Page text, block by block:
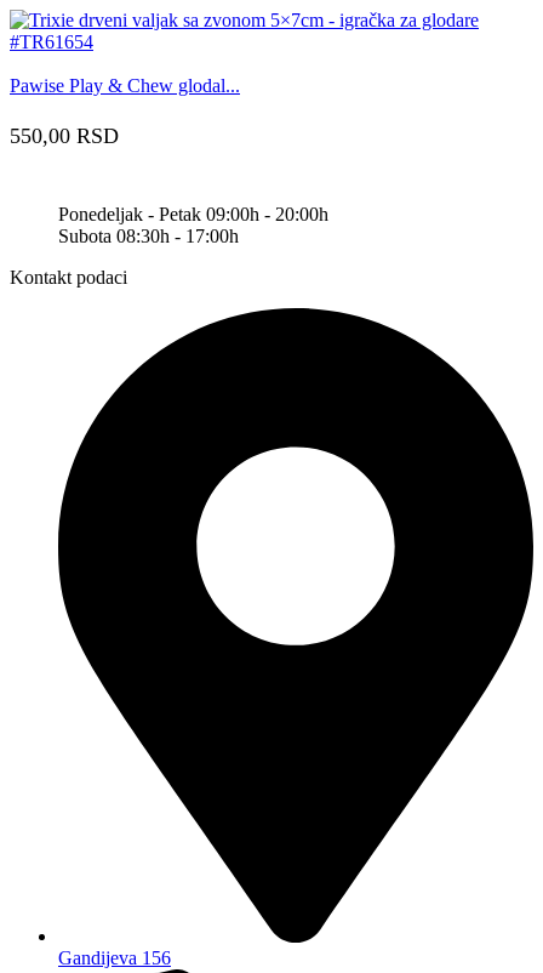
Pawise Play & Chew glodal...
550,00 RSD
Ponedeljak - Petak 09:00h - 20:00h
Subota 08:30h - 17:00h
Kontakt podaci
Gandijeva 156